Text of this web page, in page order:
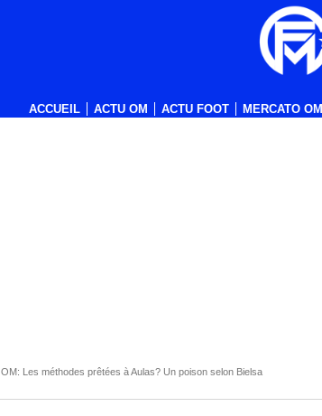
ACCUEIL ACTU OM ACTU FOOT MERCATO OM
OM: Les méthodes prêtées à Aulas? Un poison selon Bielsa